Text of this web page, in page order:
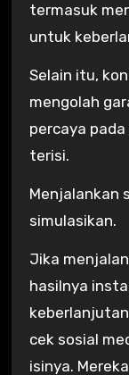
termasuk
untuk
Selain itu,
mengolah
percaya
terisi.
Menjalankan
simulasikan.
Jika
hasilnya
cek sosial
isinya.